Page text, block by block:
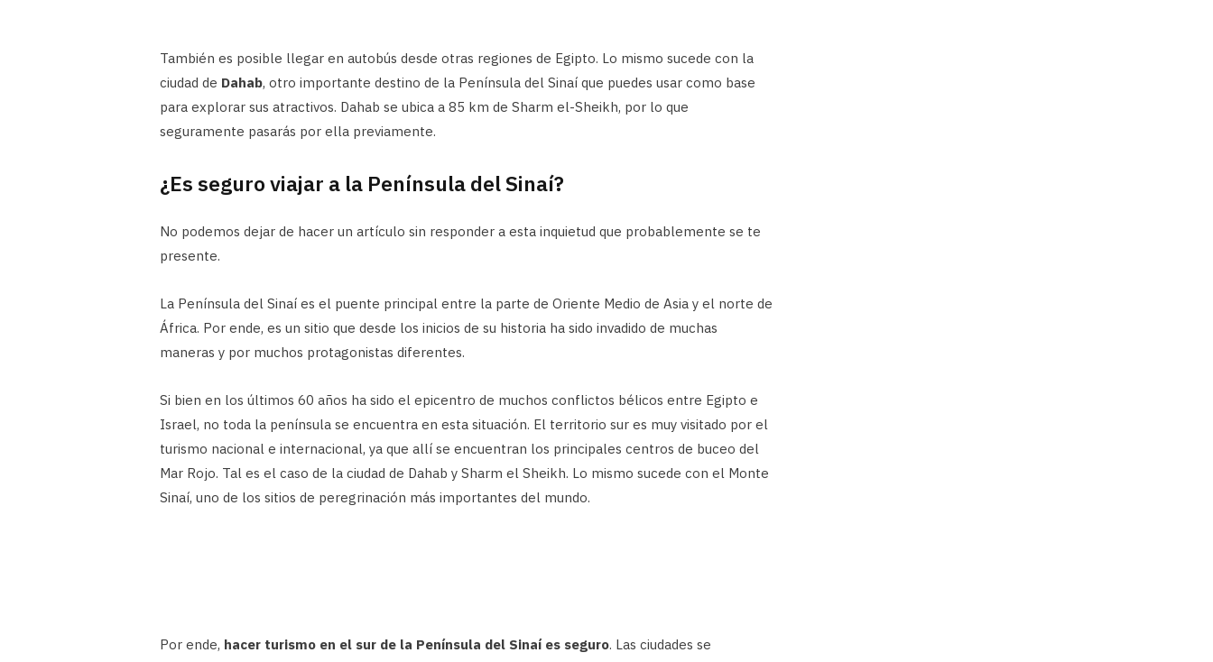
También es posible llegar en autobús desde otras regiones de Egipto. Lo mismo sucede con la
ciudad de Dahab, otro importante destino de la Península del Sinaí que puedes usar como base
para explorar sus atractivos. Dahab se ubica a 85 km de Sharm el-Sheikh, por lo que
seguramente pasarás por ella previamente.
¿Es seguro viajar a la Península del Sinaí?
No podemos dejar de hacer un artículo sin responder a esta inquietud que probablemente se te
presente.
La Península del Sinaí es el puente principal entre la parte de Oriente Medio de Asia y el norte de
África. Por ende, es un sitio que desde los inicios de su historia ha sido invadido de muchas
maneras y por muchos protagonistas diferentes.
Si bien en los últimos 60 años ha sido el epicentro de muchos conflictos bélicos entre Egipto e
Israel, no toda la península se encuentra en esta situación. El territorio sur es muy visitado por el
turismo nacional e internacional, ya que allí se encuentran los principales centros de buceo del
Mar Rojo. Tal es el caso de la ciudad de Dahab y Sharm el Sheikh. Lo mismo sucede con el Monte
Sinaí, uno de los sitios de peregrinación más importantes del mundo.
Por ende, hacer turismo en el sur de la Península del Sinaí es seguro. Las ciudades se